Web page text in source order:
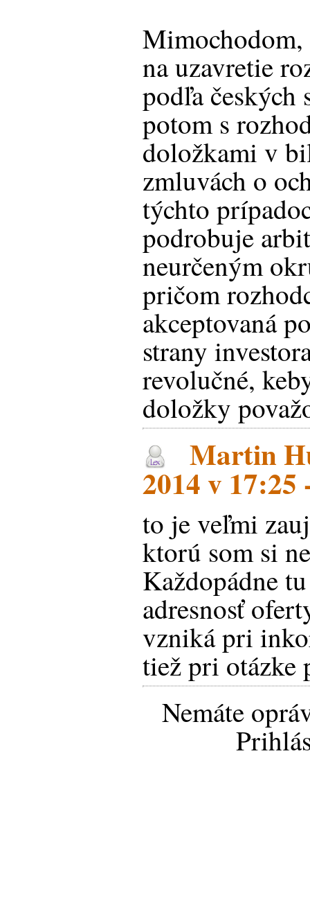
na uzavretie
podľa českých
potom s
doložkami v
zmluvách o
týchto
podrobuje
neurčeným
pričom
akceptovaná
strany
revolučné,
doložky
Martin
2014 v
to je veľmi
ktorú som si
Každopádne
adresnosť
vzniká pri
tiež pri otázke
Nemáte